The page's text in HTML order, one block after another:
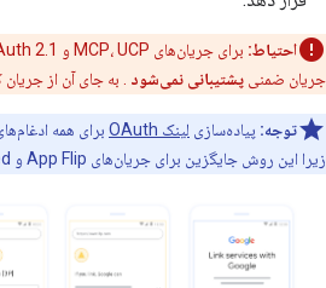
احتیاط:
جریان ضمنی پشتیبانی نمی‌شود . به جای آن از
توجه: پیاده‌سازی لینک OAuth
برای همه
زیرا این روش جایگزین برای جریان‌های App Flip و Streamlined است.